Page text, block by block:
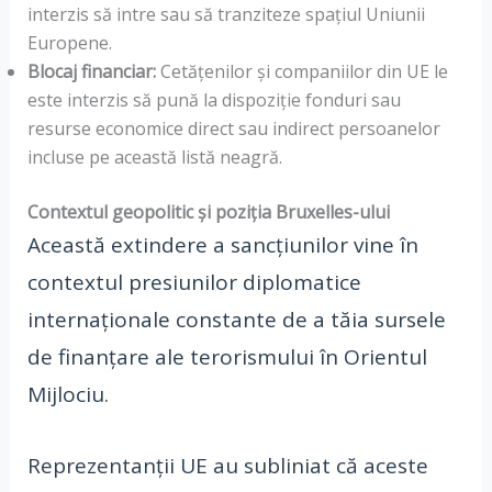
interzis să intre sau să tranziteze spațiul Uniunii
Europene.
Blocaj financiar:Cetățenilor și companiilor din UE le
este interzis să pună la dispoziție fonduri sau
resurse economice direct sau indirect persoanelor
incluse pe această listă neagră.
Contextul geopolitic și poziția Bruxelles-ului
Această extindere a sancțiunilor vine în
contextul presiunilor diplomatice
internaționale constante de a tăia sursele
de finanțare ale terorismului în Orientul
Mijlociu.
Reprezentanții UE au subliniat că aceste